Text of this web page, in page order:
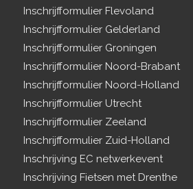
Inschrijfformulier Flevoland
Inschrijfformulier Gelderland
Inschrijfformulier Groningen
Inschrijfformulier Noord-Brabant
Inschrijfformulier Noord-Holland
Inschrijfformulier Utrecht
Inschrijfformulier Zeeland
Inschrijfformulier Zuid-Holland
Inschrijving EC netwerkevent
Inschrijving Fietsen met Drenthe